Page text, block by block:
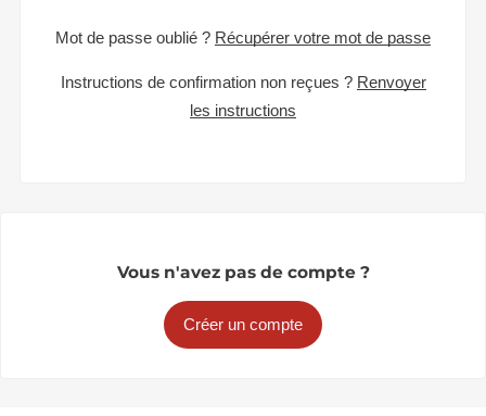
Mot de passe oublié ? Récupérer votre mot de passe
Instructions de confirmation non reçues ? Renvoyer
les instructions
Vous n'avez pas de compte ?
Créer un compte